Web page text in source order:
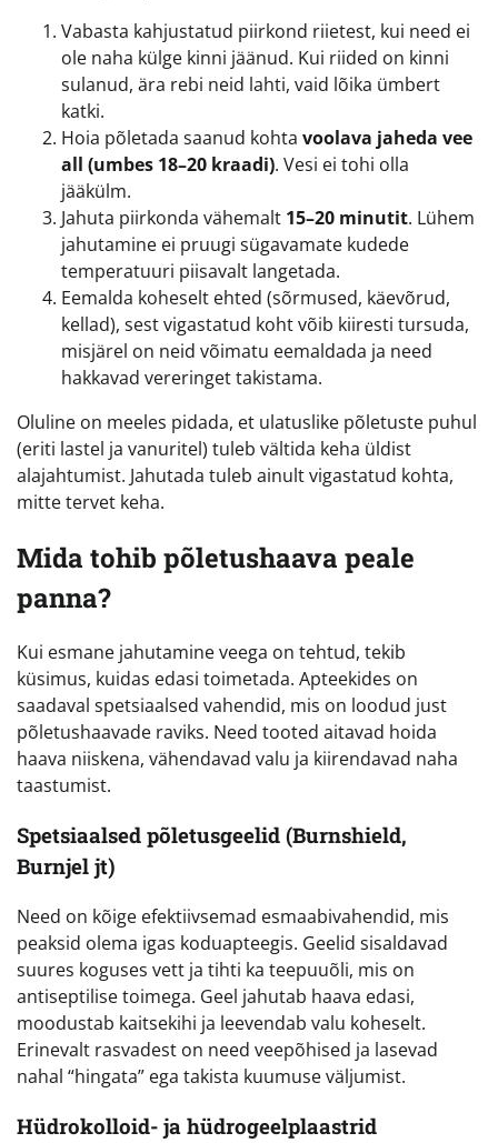
Vabasta kahjustatud piirkond riietest, kui need ei
ole naha külge kinni jäänud. Kui riided on kinni
sulanud, ära rebi neid lahti, vaid lõika ümbert
katki.
Hoia põletada saanud kohta voolava jaheda vee
all (umbes 18–20 kraadi). Vesi ei tohi olla
jääkülm.
Jahuta piirkonda vähemalt 15–20 minutit. Lühem
jahutamine ei pruugi sügavamate kudede
temperatuuri piisavalt langetada.
Eemalda koheselt ehted (sõrmused, käevõrud,
kellad), sest vigastatud koht võib kiiresti tursuda,
misjärel on neid võimatu eemaldada ja need
hakkavad vereringet takistama.
Oluline on meeles pidada, et ulatuslike põletuste puhul
(eriti lastel ja vanuritel) tuleb vältida keha üldist
alajahtumist. Jahutada tuleb ainult vigastatud kohta,
mitte tervet keha.
Mida tohib põletushaava peale
panna?
Kui esmane jahutamine veega on tehtud, tekib
küsimus, kuidas edasi toimetada. Apteekides on
saadaval spetsiaalsed vahendid, mis on loodud just
põletushaavade raviks. Need tooted aitavad hoida
haava niiskena, vähendavad valu ja kiirendavad naha
taastumist.
Spetsiaalsed põletusgeelid (Burnshield,
Burnjel jt)
Need on kõige efektiivsemad esmaabivahendid, mis
peaksid olema igas koduapteegis. Geelid sisaldavad
suures koguses vett ja tihti ka teepuuõli, mis on
antiseptilise toimega. Geel jahutab haava edasi,
moodustab kaitsekihi ja leevendab valu koheselt.
Erinevalt rasvadest on need veepõhised ja lasevad
nahal “hingata” ega takista kuumuse väljumist.
Hüdrokolloid- ja hüdrogeelplaastrid